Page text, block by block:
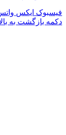
فیسبوک ایکس
دکمه بازگشت به